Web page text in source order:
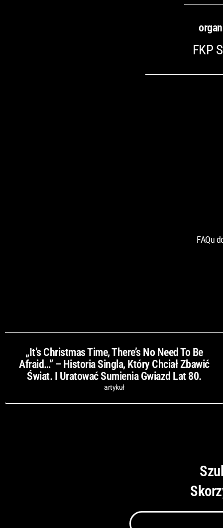
FKP
FAQu
„It’s Christmas Time, There’s No Need To Be
Afraid…” – Historia Singla, Który Chciał Zbawić
Świat. I Uratować Sumienia Gwiazd Lat 80.
artykuł
Szukaj